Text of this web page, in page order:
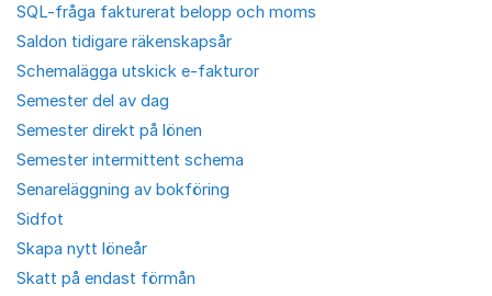
SQL-fråga fakturerat belopp och moms
Saldon tidigare räkenskapsår
Schemalägga utskick e-fakturor
Semester del av dag
Semester direkt på lönen
Semester intermittent schema
Senareläggning av bokföring
Sidfot
Skapa nytt löneår
Skatt på endast förmån